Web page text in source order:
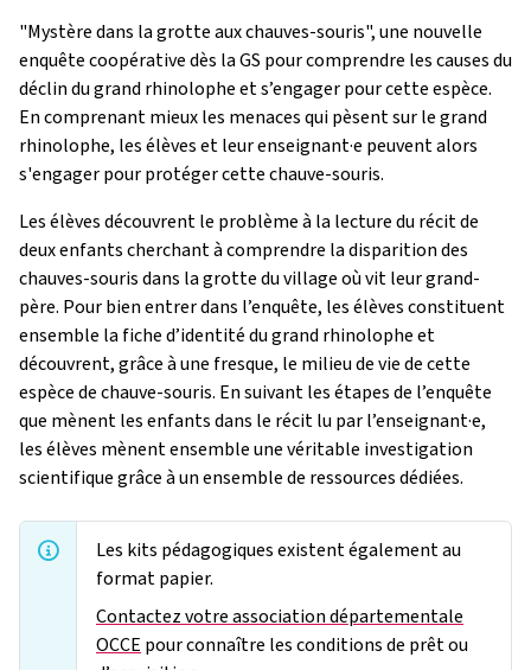
"Mystère dans la grotte aux chauves-souris", une nouvelle
enquête coopérative dès la GS pour comprendre les causes du
déclin du grand rhinolophe et s’engager pour cette espèce.
En comprenant mieux les menaces qui pèsent sur le grand
rhinolophe, les élèves et leur enseignant·e peuvent alors
s'engager pour protéger cette chauve-souris.
Les élèves découvrent le problème à la lecture du récit de
deux enfants cherchant à comprendre la disparition des
chauves-souris dans la grotte du village où vit leur grand-
père. Pour bien entrer dans l’enquête, les élèves constituent
ensemble la fiche d’identité du grand rhinolophe et
découvrent, grâce à une fresque, le milieu de vie de cette
espèce de chauve-souris. En suivant les étapes de l’enquête
que mènent les enfants dans le récit lu par l’enseignant·e,
les élèves mènent ensemble une véritable investigation
scientifique grâce à un ensemble de ressources dédiées.
Les kits pédagogiques existent également au
format papier.
Contactez votre association départementale
OCCE pour connaître les conditions de prêt ou